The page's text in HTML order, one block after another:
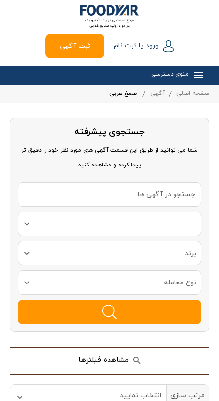
ورود یا ثبت نام ثبت آگهی
منوی دسترسی
صفحه اصلی آگهی صمغ عربی
جستجوی پیشرفته
شما می توانید از طریق این قسمت آگهی های مورد نظر خود را دقیق تر
پیدا کرده و مشاهده کنید
برند
نوع معامله
مشاهده فیلترها
مرتب سازی انتخاب نمایید